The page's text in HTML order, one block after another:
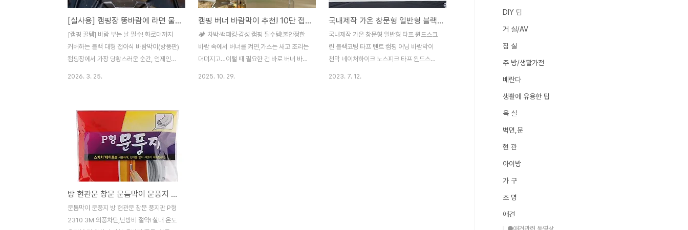
[실사용] 캠핑장 똥바람에 라면 물 안 끓을 때... 대형 블랙 바람막이가 정답이네요.
[캠핑 꿀템] 바람 부는 날 필수! 화로대까지
커버하는 블랙 대형 접이식 바람막이(방풍판)
캠핑장에서 가장 당황스러운 순간, 언제인가
로 불똥이 튈까 걱정했던 경험, 캠퍼라면 누
구나 한 번쯤 있으실 겁니다. 오늘은 이런 고
민을 한 방에 해결해 줄 블랙 대형 접이식 캠
핑 바람막이를 소개해 드립니다.### 왜 '대
형' 바람막이가 필요할까?일반적인 작은 방
풍판은 가스버너 하나 가리기도 벅찬 경우가
많습니다. 하지만 이번에 소개하는 제품은 가
스버너는 물론, 대형 화로대까지 충분히 감싸
는 사이즈가 핵심입니다.✅ 이 제품의 심쿵
2026. 3. 25.
캠핑 버너 바람막이 추천! 10단 접이식 경량 스토브 가림막 리뷰
🏕️ 차박·백패킹·감성 캠핑 필수템!불안정한
바람 속에서 버너를 켜면,가스는 새고 조리는
더뎌지고…이럴 때 필요한 건 바로 버너 바람
2025. 10. 29.
국내제작 가온 창문형 일반형 블랙코팅 타프 윈드스크린
국내제작 가온 창문형 일반형 타프 윈드스크
린 블랙코팅 타프 텐트 캠핑 어닝 바람막이
천막 네이처하이크 노스피크 타프 윈드스크
2023. 7. 12.
방 현관문 창문 문틈막이 문풍지 풍지판
문틈막이 문풍지 방 현관문 창문 풍지판 P형
2310 3M 외풍차단,난방비 절약! 실내 온도
DIY 팁
거 실/AV
침 실
주 방/생활가전
베란다
생활에 유용한 팁
욕 실
벽면,문
현 관
아이방
가 구
조 명
애견